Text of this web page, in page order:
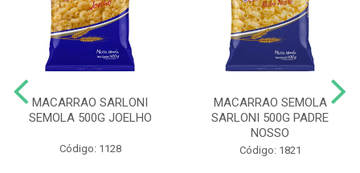
MACARRAO SARLONI
SEMOLA 500G JOELHO
Código: 1128
MACARRAO SEMOLA
SARLONI 500G PADRE
NOSSO
Código: 1821